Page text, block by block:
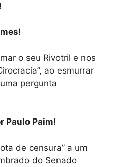
o seu Rivotril e nos
ao esmurrar
pergunta
Paulo Paim!
de censura” a um
do Senado